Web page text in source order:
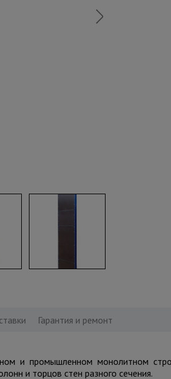
Гарантия и ремонт
и промышленном монолитном
и торцов стен разного сечения.